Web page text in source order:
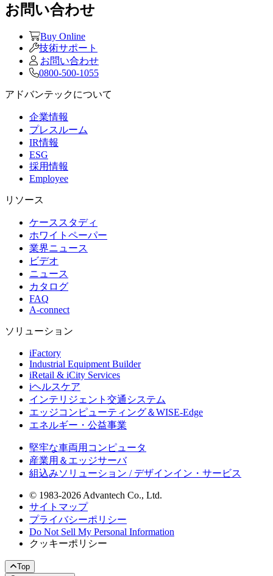
お問い合わせ
Buy Online
技術サポート
お問い合わせ
0800-500-1055
アドバンテックについて
企業情報
プレスルーム
IR情報
ESG
採用情報
Employee
リソース
ケーススタディ
ホワイトペーパー
業界ニュース
ビデオ
ニュース
カタログ
FAQ
A-connect
ソリューション
iFactory
Industrial Equipment Builder
iRetail & iCity Services
iヘルスケア
インテリジェント交通システム
エッジコンピューティング＆WISE-Edge
エネルギー・公益事業
堅牢な車両用コンピュータ
産業用＆エッジサーバ
組込みソリューション / デザインイン・サービス
© 1983-2026 Advantech Co., Ltd.
サイトマップ
プライバシーポリシー
Do Not Sell My Personal Information
クッキーポリシー
Top